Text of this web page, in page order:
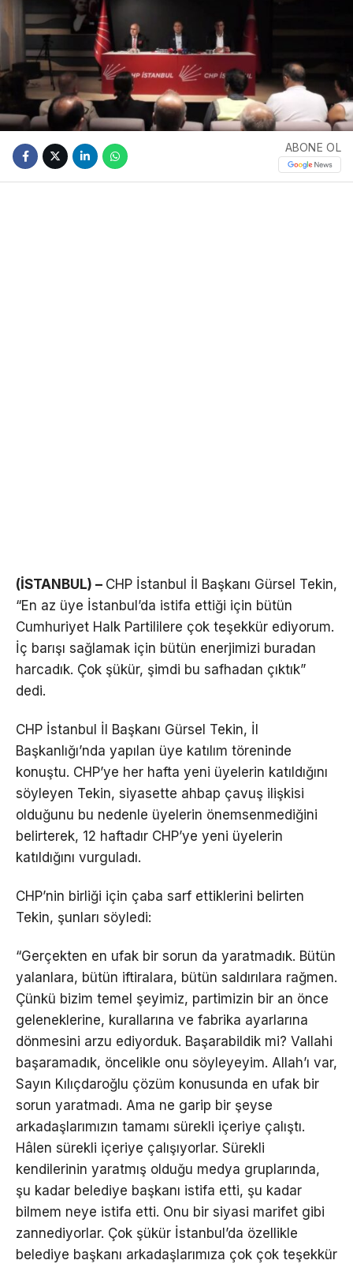
ABONE OL
(İSTANBUL) – CHP İstanbul İl Başkanı Gürsel Tekin,
“En az üye İstanbul’da istifa ettiği için bütün
Cumhuriyet Halk Partililere çok teşekkür ediyorum.
İç barışı sağlamak için bütün enerjimizi buradan
harcadık. Çok şükür, şimdi bu safhadan çıktık”
dedi.
CHP İstanbul İl Başkanı Gürsel Tekin, İl
Başkanlığı’nda yapılan üye katılım töreninde
konuştu. CHP’ye her hafta yeni üyelerin katıldığını
söyleyen Tekin, siyasette ahbap çavuş ilişkisi
olduğunu bu nedenle üyelerin önemsenmediğini
belirterek, 12 haftadır CHP’ye yeni üyelerin
katıldığını vurguladı.
CHP’nin birliği için çaba sarf ettiklerini belirten
Tekin, şunları söyledi:
“Gerçekten en ufak bir sorun da yaratmadık. Bütün
yalanlara, bütün iftiralara, bütün saldırılara rağmen.
Çünkü bizim temel şeyimiz, partimizin bir an önce
geleneklerine, kurallarına ve fabrika ayarlarına
dönmesini arzu ediyorduk. Başarabildik mi? Vallahi
başaramadık, öncelikle onu söyleyeyim. Allah’ı var,
Sayın Kılıçdaroğlu çözüm konusunda en ufak bir
sorun yaratmadı. Ama ne garip bir şeyse
arkadaşlarımızın tamamı sürekli içeriye çalıştı.
Hâlen sürekli içeriye çalışıyorlar. Sürekli
kendilerinin yaratmış olduğu medya gruplarında,
şu kadar belediye başkanı istifa etti, şu kadar
bilmem neye istifa etti. Onu bir siyasi marifet gibi
zannediyorlar. Çok şükür İstanbul’da özellikle
belediye başkanı arkadaşlarımıza çok çok teşekkür